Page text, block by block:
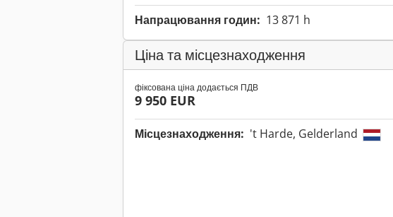
Напрацювання годин: 13 871 h
Ціна та місцезнаходження
фіксована ціна додається ПДВ
9 950 EUR
Місцезнаходження: 't Harde, Gelderland